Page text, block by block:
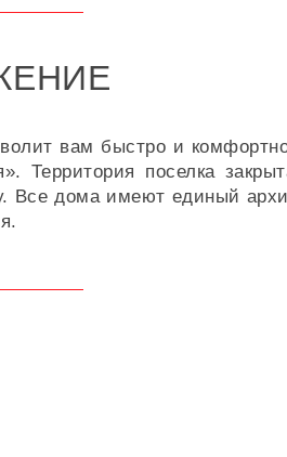
вам быстро и
Территория поселка
Все дома имеют единый